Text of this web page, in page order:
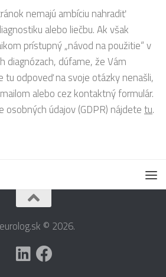
nemajú ambíciu nahradiť
alebo liečbu. Ak však
prístupný „návod na použitie“ v
diagnózach, dúfame, že Vám
tu odpoveď na svoje otázky nenašli,
alebo cez kontaktný formulár.
osobných údajov (GDPR) nájdetetu.
© 2026.